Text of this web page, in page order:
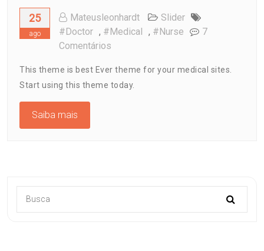
25
ago
Mateusleonhardt
Slider
#doctor , #medical , #nurse
7
Comentários
This theme is best Ever theme for your medical sites.
Start using this theme today.
Saiba mais